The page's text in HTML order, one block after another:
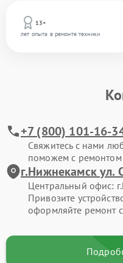
13+
лет опыта в ремонте техники
+7 (800) 101-16-
Свяжитесь с нами
поможем с ремонтом
г.Нижнекамск ул.
Центральный офис:
Привозите
оформляйте ремонт